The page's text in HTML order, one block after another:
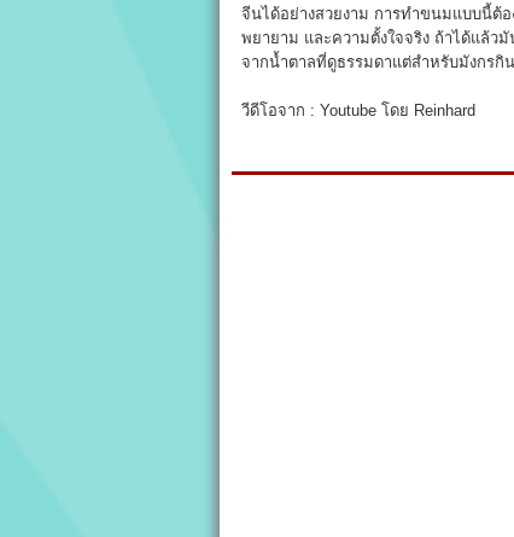
จีนได้อย่างสวยงาม การทำขนมแบบนี้ต้
พยายาม และความตั้งใจจริง ถ้าได้แล้ว
จากน้ำตาลที่ดูธรรมดาแต่สำหรับมังกรกิ
วีดีโอจาก : Youtube โดย Reinhard